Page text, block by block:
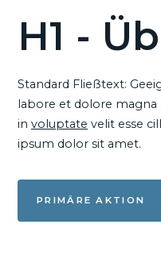
H1 -
Standard Fließtext:
labore et dolore magna
in voluptate velit esse
ipsum dolor sit amet.
PRIMÄRE AKTION